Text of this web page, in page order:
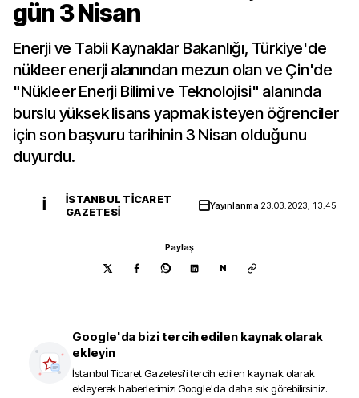
gün 3 Nisan
Enerji ve Tabii Kaynaklar Bakanlığı, Türkiye'de
nükleer enerji alanından mezun olan ve Çin'de
"Nükleer Enerji Bilimi ve Teknolojisi" alanında
burslu yüksek lisans yapmak isteyen öğrenciler
için son başvuru tarihinin 3 Nisan olduğunu
duyurdu.
İ
İSTANBUL TICARET
GAZETESI
Yayınlanma 23.03.2023, 13:45
Paylaş
N
Google'da bizi tercih edilen kaynak olarak
ekleyin
İstanbul Ticaret Gazetesi'i tercih edilen kaynak olarak
ekleyerek haberlerimizi Google'da daha sık görebilirsiniz.